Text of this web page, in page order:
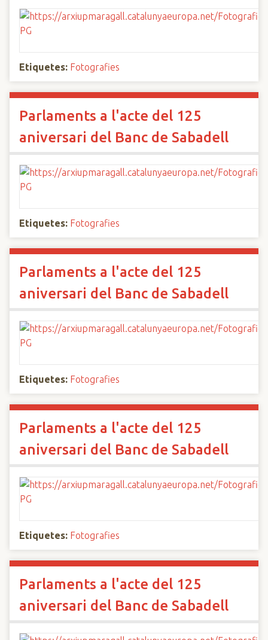
Etiquetes: Fotografies
Parlaments a l'acte del 125
aniversari del Banc de Sabadell
Etiquetes: Fotografies
Parlaments a l'acte del 125
aniversari del Banc de Sabadell
Etiquetes: Fotografies
Parlaments a l'acte del 125
aniversari del Banc de Sabadell
Etiquetes: Fotografies
Parlaments a l'acte del 125
aniversari del Banc de Sabadell